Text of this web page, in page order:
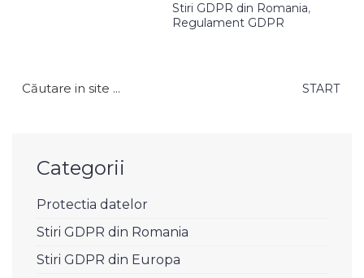
Stiri GDPR din Romania,
Regulament GDPR
după:
Categorii
Protectia datelor
Stiri GDPR din Romania
Stiri GDPR din Europa